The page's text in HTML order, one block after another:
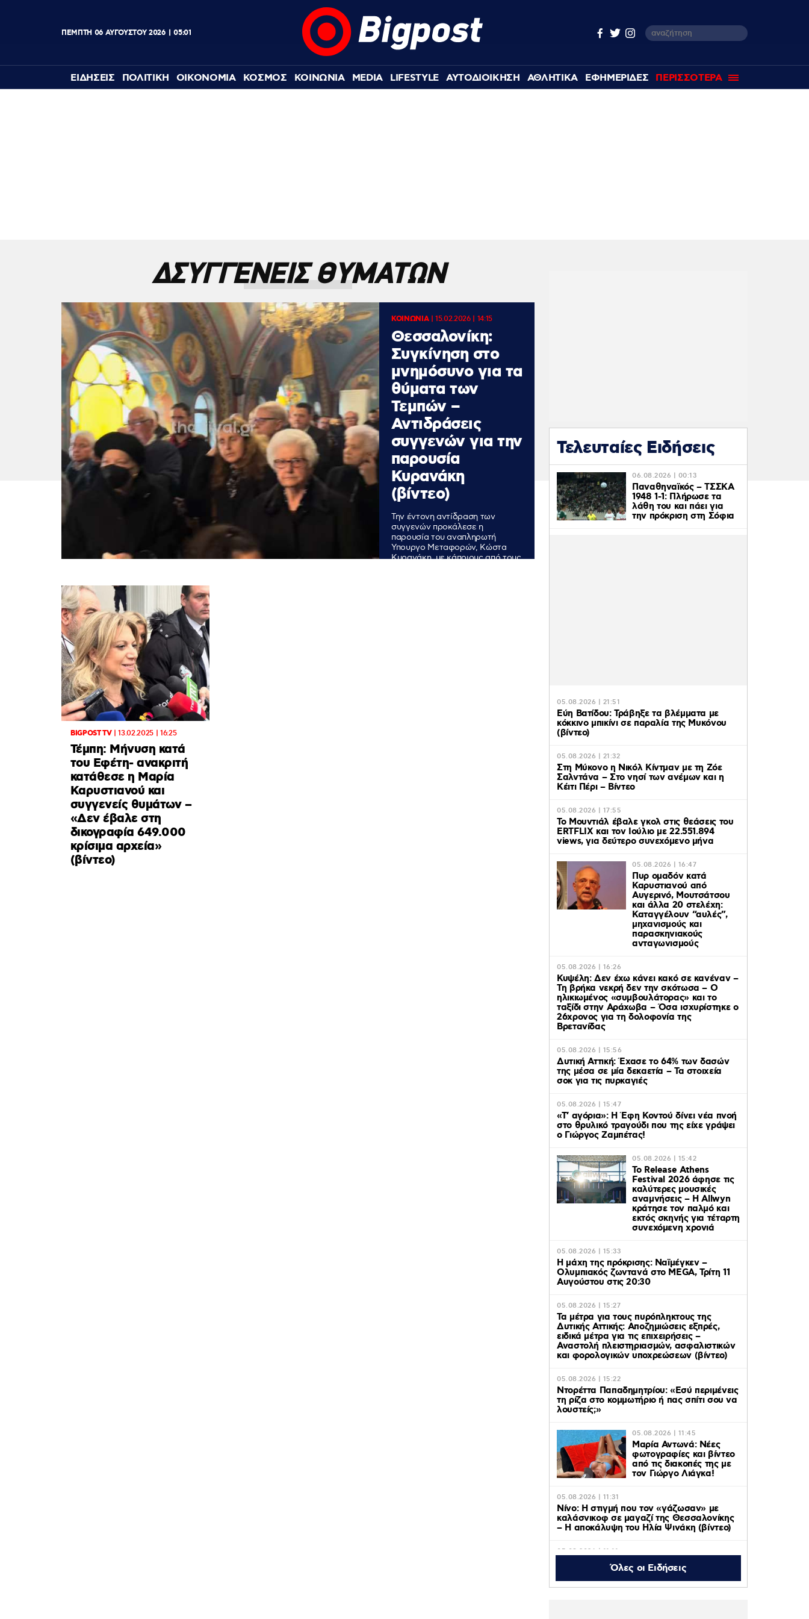
ΠΕΜΠΤΗ 06 ΑΥΓΟΥΣΤΟΥ 2026 05:01
ΕΙΔΗΣΕΙΣ ΠΟΛΙΤΙΚΗ ΟΙΚΟΝΟΜΙΑ ΚΟΣΜΟΣ ΚΟΙΝΩΝΙΑ MEDIA LIFESTYLE ΑΥΤΟΔΙΟΙΚΗΣΗ ΑΘΛΗΤΙΚΑ ΕΦΗΜΕΡΙΔΕΣ ΠΕΡΙΣΣΟΤΕΡΑ
ΔΣΥΓΓΕΝΕΙΣ ΘΥΜΑΤΩΝ
ΚΟΙΝΩΝΙΑ|15.02.2026 | 14:15
Θεσσαλονίκη:
Συγκίνηση στο
μνημόσυνο για τα
θύματα των
Τεμπών –
Αντιδράσεις
συγγενών για την
παρουσία
Κυρανάκη
(βίντεο)
Την έντονη αντίδραση των
συγγενών προκάλεσε η
παρουσία του αναπληρωτή
Υπουργο Μεταφορών, Κώστα
Κυρανάκη, με κάποιους από τους
BIGPOST TV|13.02.2025 | 16:25
Τέμπη: Μήνυση κατά
του Εφέτη- ανακριτή
κατάθεσε η Μαρία
Καρυστιανού και
συγγενείς θυμάτων –
«Δεν έβαλε στη
δικογραφία 649.000
κρίσιμα αρχεία»
(βίντεο)
Τελευταίες Ειδήσεις
06.08.2026 | 00:13
Παναθηναϊκός – ΤΣΣΚΑ
1948 1-1: Πλήρωσε τα
λάθη του και πάει για
την πρόκριση στη Σόφια
05.08.2026 | 21:51
Εύη Βατίδου: Τράβηξε τα βλέμματα με
κόκκινο μπικίνι σε παραλία της Μυκόνου
(βίντεο)
05.08.2026 | 21:32
Στη Μύκονο η Νικόλ Κίντμαν με τη Ζόε
Σαλντάνα – Στο νησί των ανέμων και η
Κέιτι Πέρι – Βίντεο
05.08.2026 | 17:55
Το Μουντιάλ έβαλε γκολ στις θεάσεις του
ERTFLIX και τον Ιούλιο με 22.551.894
views, για δεύτερο συνεχόμενο μήνα
05.08.2026 | 16:47
Πυρ ομαδόν κατά
Καρυστιανού από
Αυγερινό, Μουτσάτσου
και άλλα 20 στελέχη:
Καταγγέλουν “αυλές”,
μηχανισμούς και
παρασκηνιακούς
ανταγωνισμούς
05.08.2026 | 16:26
Κυψέλη: Δεν έχω κάνει κακό σε κανέναν –
Τη βρήκα νεκρή δεν την σκότωσα – Ο
ηλικιωμένος «συμβουλάτορας» και το
ταξίδι στην Αράχωβα – Όσα ισχυρίστηκε ο
26χρονος για τη δολοφονία της
Βρετανίδας
05.08.2026 | 15:56
Δυτική Αττική: Έχασε το 64% των δασών
της μέσα σε μία δεκαετία – Τα στοιχεία
σοκ για τις πυρκαγιές
05.08.2026 | 15:47
«Τ’ αγόρια»: Η Έφη Κοντού δίνει νέα πνοή
στο θρυλικό τραγούδι που της είχε γράψει
ο Γιώργος Ζαμπέτας!
05.08.2026 | 15:42
Το Release Athens
Festival 2026 άφησε τις
καλύτερες μουσικές
αναμνήσεις – Η Allwyn
κράτησε τον παλμό και
εκτός σκηνής για τέταρτη
συνεχόμενη χρονιά
05.08.2026 | 15:33
Η μάχη της πρόκρισης: Ναϊμέγκεν –
Ολυμπιακός ζωντανά στο MEGA, Τρίτη 11
Αυγούστου στις 20:30
05.08.2026 | 15:27
Τα μέτρα για τους πυρόπληκτους της
Δυτικής Αττικής: Αποζημιώσεις εξπρές,
ειδικά μέτρα για τις επιχειρήσεις –
Αναστολή πλειστηριασμών, ασφαλιστικών
και φορολογικών υποχρεώσεων (βίντεο)
05.08.2026 | 15:22
Ντορέττα Παπαδημητρίου: «Εσύ περιμένεις
τη ρίζα στο κομμωτήριο ή πας σπίτι σου να
λουστείς;»
05.08.2026 | 11:45
Μαρία Αντωνά: Νέες
φωτογραφίες και βίντεο
από τις διακοπές της με
τον Γιώργο Λιάγκα!
05.08.2026 | 11:31
Νίνο: Η στιγμή που τον «γάζωσαν» με
καλάσνικοφ σε μαγαζί της Θεσσαλονίκης
– Η αποκάλυψη του Ηλία Ψινάκη (βίντεο)
05.08.2026 | 11:11
Axios: ΗΠΑ, Ιράν και Ομάν κοντά σε
συμφωνία για το άνοιγμα των Στενών του
Ορμούζ – Οι όροι
Όλες οι Ειδήσεις